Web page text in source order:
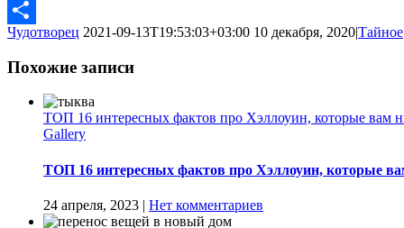
WhatsApp
Отправить
Чудотворец 2021-09-13T19:53:03+03:00 10 декабря, 2020|Тайное
Похожие записи
ТОП 16 интересных фактов про Хэллоуин, которые вам
Gallery
ТОП 16 интересных фактов про Хэллоуин, которые
24 апреля, 2023 | Нет комментариев